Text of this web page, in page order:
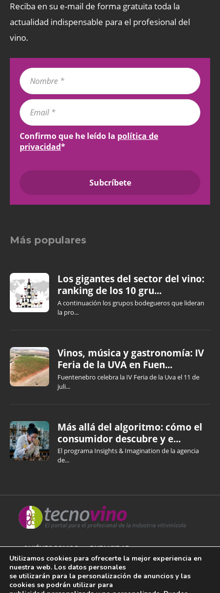
Reciba en su e-mail de forma gratuita toda la
actualidad indispensable para el profesional del
vino.
Confirmo que he leído la política de
privacidad*
Más populares
Los gigantes del sector del vino:
ranking de los 10 gru...
A continuación los grupos bodegueros que lideran
la pro...
Vinos, música y gastronomía: IV
Feria de la UVA en Fuen...
Fuentenebro celebra la IV Feria de la Uva el 11 de
juli...
Más allá del algoritmo: cómo el
consumidor descubre y e...
El programa Insights & Imagination de la agencia
de...
QUIÉNES SOMOS PUBLICIDAD
AVISO LEGAL
POLÍTICA DE COOKIES
Utilizamos cookies para ofrecerte la mejor experiencia en
nuestra web. Los datos personales
se utilizarán para la personalización de anuncios y las
cookies se podrán utilizar para